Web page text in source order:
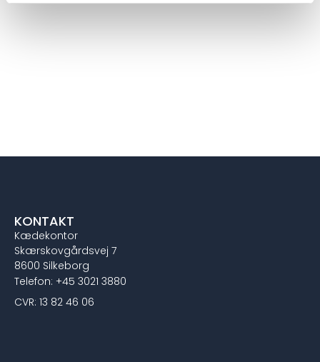
KONTAKT
Kædekontor
Skærskovgårdsvej 7
8600 Silkeborg
Telefon: +45 3021 3880
CVR: 13 82 46 06